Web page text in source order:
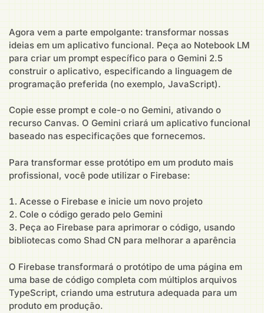
Agora vem a parte empolgante: transformar nossas
ideias em um aplicativo funcional. Peça ao Notebook LM
para criar um prompt específico para o Gemini 2.5
construir o aplicativo, especificando a linguagem de
programação preferida (no exemplo, JavaScript).
Copie esse prompt e cole-o no Gemini, ativando o
recurso Canvas. O Gemini criará um aplicativo funcional
baseado nas especificações que fornecemos.
Para transformar esse protótipo em um produto mais
profissional, você pode utilizar o Firebase:
Acesse o Firebase e inicie um novo projeto
Cole o código gerado pelo Gemini
Peça ao Firebase para aprimorar o código, usando
bibliotecas como Shad CN para melhorar a aparência
O Firebase transformará o protótipo de uma página em
uma base de código completa com múltiplos arquivos
TypeScript, criando uma estrutura adequada para um
produto em produção.